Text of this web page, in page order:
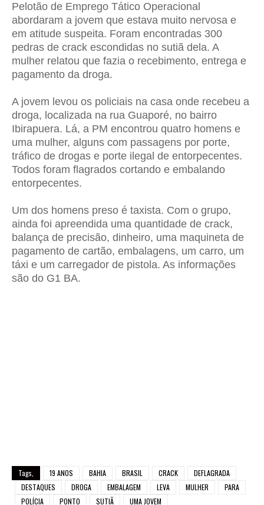
Pelotão de Emprego Tático Operacional
abordaram a jovem que estava muito nervosa e
em atitude suspeita. Foram encontradas 300
pedras de crack escondidas no sutiã dela. A
mulher relatou que fazia o recebimento, entrega e
pagamento da droga.
A jovem levou os policiais na casa onde recebeu a
droga, localizada na rua Guaporé, no bairro
Ibirapuera. Lá, a PM encontrou quatro homens e
uma mulher, alguns com passagens por porte,
tráfico de drogas e porte ilegal de entorpecentes.
Todos foram flagrados cortando e embalando
entorpecentes.
Um dos homens preso é taxista. Com o grupo,
ainda foi apreendida uma quantidade de crack,
balança de precisão, dinheiro, uma maquineta de
pagamento de cartão, embalagens, um carro, um
táxi e um carregador de pistola. As informações
são do G1 BA.
Tags, 19 ANOS BAHIA BRASIL CRACK
DEFLAGRADA
DESTAQUES
DROGA EMBALAGEM LEVA MULHER
PARA
POLÍCIA
PONTO SUTIÃ
UMA JOVEM